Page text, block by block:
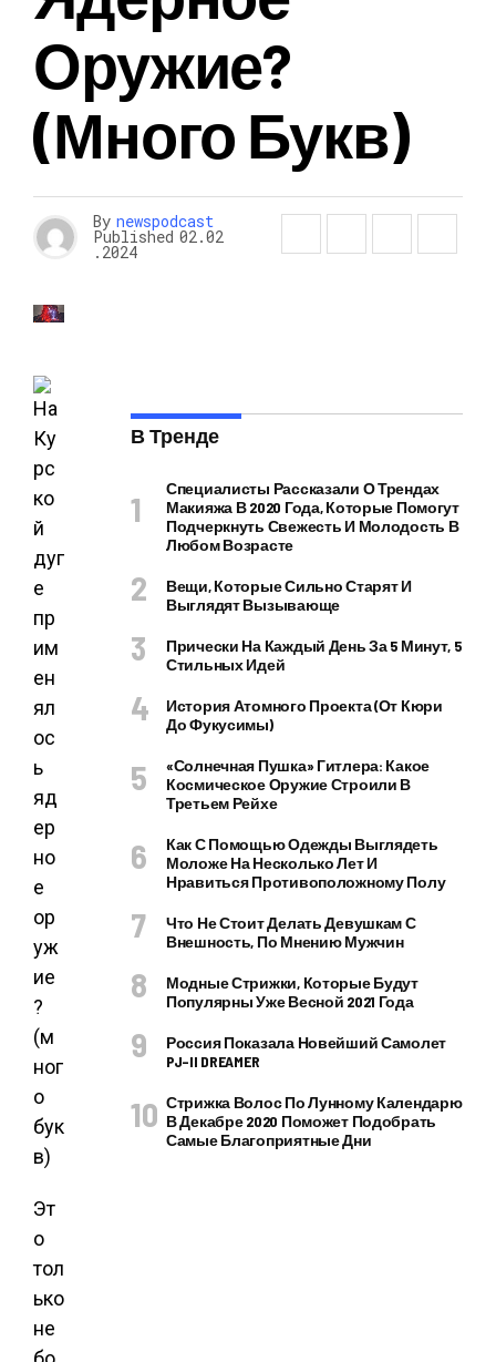
Оружие?
(много Букв)
By newspodcast
Published 02.02
.2024
Эт
о
тол
ько
не
В Тренде
Специалисты Рассказали О Трендах
Макияжа В 2020 Года, Которые Помогут
Подчеркнуть Свежесть И Молодость В
Любом Возрасте
Вещи, Которые Сильно Старят И
Выглядят Вызывающе
Прически На Каждый День За 5 Минут, 5
Стильных Идей
История Атомного Проекта (от Кюри
До Фукусимы)
«Солнечная Пушка» Гитлера: Какое
Космическое Оружие Строили В
Третьем Рейхе
Как С Помощью Одежды Выглядеть
Моложе На Несколько Лет И
Нравиться Противоположному Полу
Что Не Стоит Делать Девушкам С
Внешность, По Мнению Мужчин
Модные Стрижки, Которые Будут
Популярны Уже Весной 2021 Года
Россия Показала Новейший Самолет
PJ–II DREAMER
Стрижка Волос По Лунному Календарю
В Декабре 2020 Поможет Подобрать
Самые Благоприятные Дни